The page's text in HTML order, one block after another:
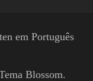
em Português
Blossom.